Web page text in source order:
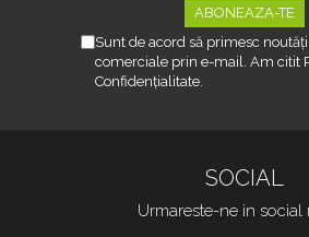
Sunt de acord să primesc
comerciale prin e-mail. Am citit
Confidențialitate.
SOCIAL
Urmareste-ne in social